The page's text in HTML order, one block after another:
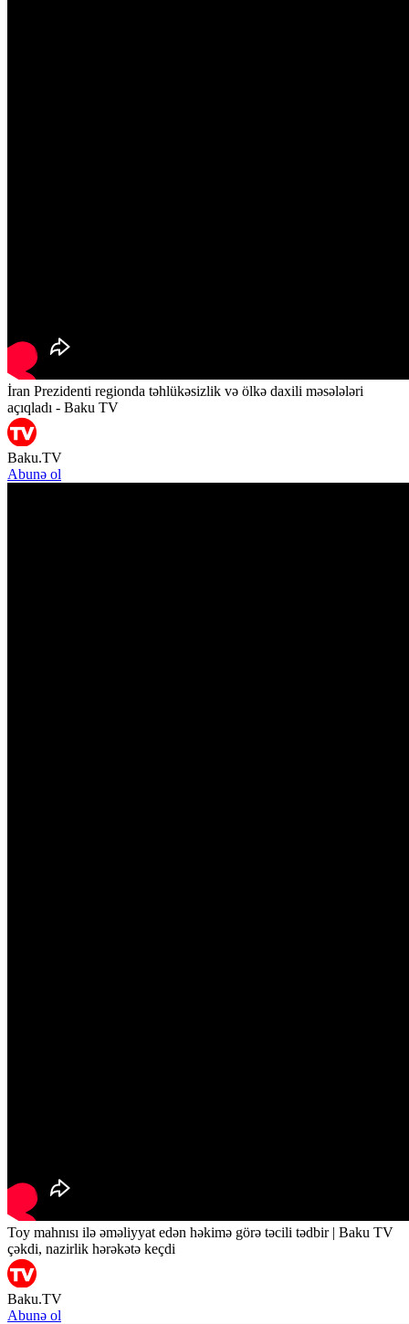
İran Prezidenti regionda təhlükəsizlik və ölkə daxili məsələləri
açıqladı - Baku TV
Baku.TV
Abunə ol
Toy mahnısı ilə əməliyyat edən həkimə görə təcili tədbir | Baku TV
çəkdi, nazirlik hərəkətə keçdi
Baku.TV
Abunə ol